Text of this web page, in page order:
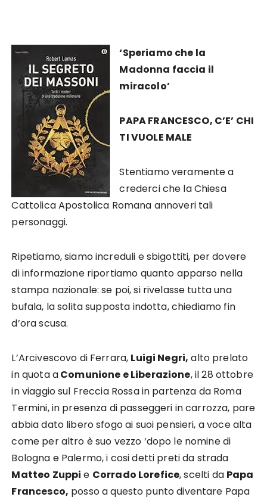
‘Speriamo che la
Madonna faccia il
miracolo’
PAPA FRANCESCO, C’E’ CHI
TI VUOLE MALE
Stentiamo veramente a
crederci che la Chiesa
Cattolica Apostolica Romana annoveri tali
personaggi.
Ripetiamo, siamo increduli e sbigottiti, per dovere
di informazione riportiamo quanto apparso nella
stampa nazionale: se poi, si rivelasse tutta una
bufala, la solita supposta indotta, chiediamo fin
d’ora scusa.
L’Arcivescovo di Ferrara, Luigi Negri, alto prelato
in quota aComunione e Liberazione, il 28 ottobre
in viaggio sul Freccia Rossa in partenza da Roma
Termini, in presenza di passeggeri in carrozza, pare
abbia dato libero sfogo ai suoi pensieri, a voce alta
come per altro è suo vezzo ‘dopo le nomine di
Bologna e Palermo, i cosi detti preti da strada
Matteo Zuppi e Corrado Lorefice, scelti da Papa
Francesco, posso a questo punto diventare Papa